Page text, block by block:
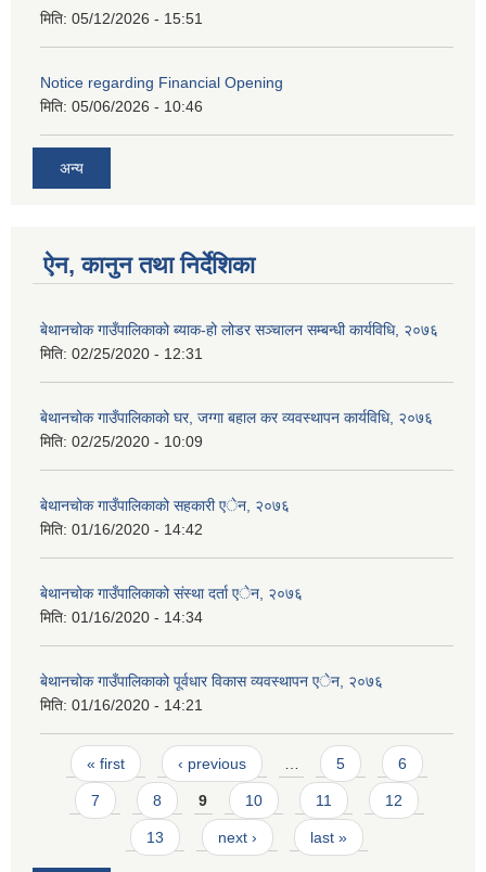
मिति: 05/12/2026 - 15:51
Notice regarding Financial Opening
मिति: 05/06/2026 - 10:46
अन्य
ऐन, कानुन तथा निर्देशिका
बेथानचोक गाउँपालिकाको ब्याक-हो लोडर सञ्चालन सम्बन्धी कार्यविधि, २०७६
मिति: 02/25/2020 - 12:31
बेथानचोक गाउँपालिकाको घर, जग्गा बहाल कर व्यवस्थापन कार्यविधि, २०७६
मिति: 02/25/2020 - 10:09
बेथानचोक गाउँपालिकाको सहकारी एेन, २०७६
मिति: 01/16/2020 - 14:42
बेथानचोक गाउँपालिकाको संस्था दर्ता एेन, २०७६
मिति: 01/16/2020 - 14:34
बेथानचोक गाउँपालिकाको पूर्वधार विकास व्यवस्थापन एेन, २०७६
मिति: 01/16/2020 - 14:21
Pages
« first ‹ previous … 5 6
7 8 9 10 11 12
13 next › last »